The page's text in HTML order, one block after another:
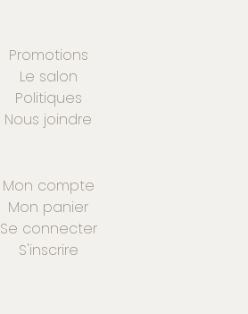
Promotions
Le salon
Politiques
Nous joindre
Mon compte
Mon panier
Se connecter
S'inscrire